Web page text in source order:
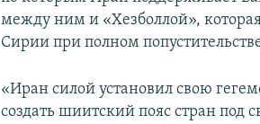
между ним и «Хезболлой»,
Сирии при полном
«Иран силой установил свою
создать шиитский пояс стран под